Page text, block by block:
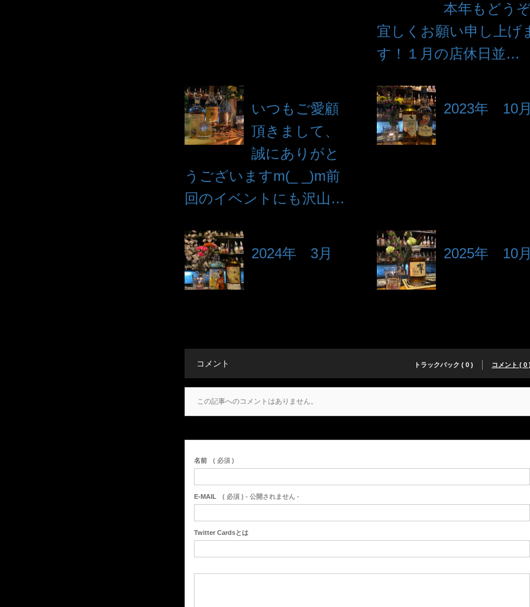
本年もどう
宜しくお願い申し上げ
す！１月の店休日並…
いつもご愛顧
頂きまして、
誠にありがと
うございますm(_ _)m前
回のイベントにも沢山…
2023年 10
2024年 3月 2025年 10
コメント トラックバック ( 0 ) コメント ( 0
この記事へのコメントはありません。
名前 ( 必須 )
E-MAIL ( 必須 ) - 公開されません -
Twitter Cardsとは